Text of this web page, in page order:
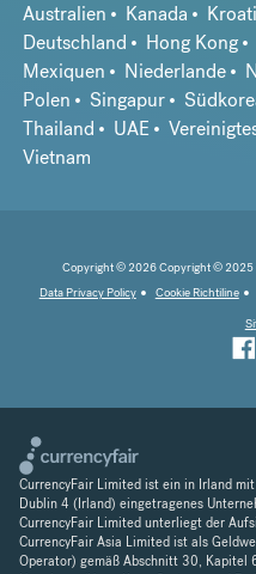
Australien
Kanada
Deutschland
Hong Kong
Mexiquen
Niederlande
Polen
Singapur
Thailand
UAE
Vietnam
Copyright © 2026 Copyright © 2025
Data Privacy Policy
Cookie Richtiline
CurrencyFair Limited ist ein in Irland
Dublin 4 (Irland) eingetragenes
CurrencyFair Limited unterliegt der
CurrencyFair Asia Limited ist als
Operator) gemäß Abschnitt 30, Kapitel